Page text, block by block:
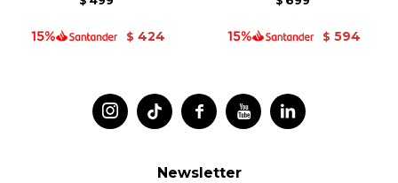
$ 424 $ 594
 
 
Newsletter